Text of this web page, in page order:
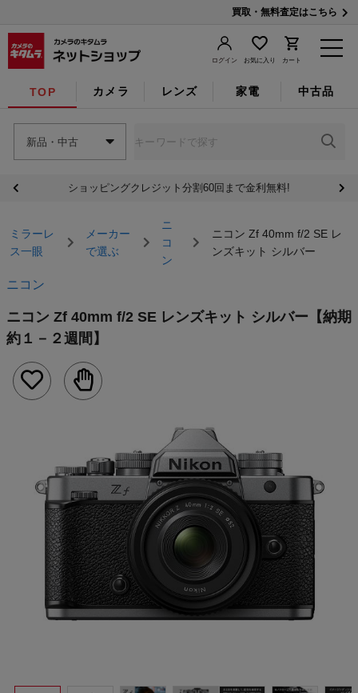
買取・無料査定はこちら
ログイン お気に入り カート
TOP カメラ レンズ 家電 中古品
新品・中古
ショッピングクレジット分割60回まで金利無料!
ミラーレ
ス一眼
メーカー
で選ぶ
ニ
コ
ン
ニコン Zf 40mm f/2 SE レ
ンズキット シルバー
ニコン
ニコン Zf 40mm f/2 SE レンズキット シルバー 【納期
約１－２週間】